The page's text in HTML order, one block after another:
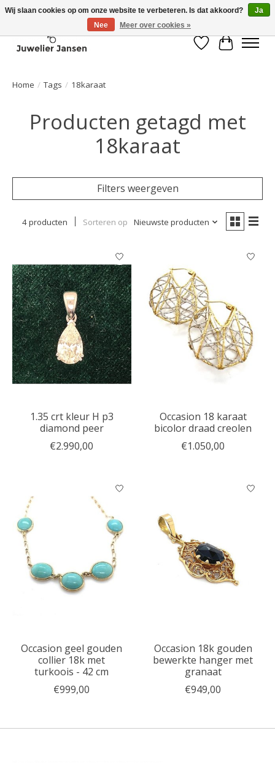
Verlanglijst
Home / Tags / 18karaat
Producten getagd met
18karaat
Filters weergeven
4 producten Sorteren op Nieuwste producten
1.35 crt kleur H p3
diamond peer
€2.990,00
Occasion 18 karaat
bicolor draad creolen
€1.050,00
Occasion geel gouden
collier 18k met
turkoois - 42 cm
€999,00
Occasion 18k gouden
bewerkte hanger met
granaat
€949,00
Wij slaan cookies op om onze website te verbeteren. Is dat akkoord?
Ja
Nee
Meer over cookies »